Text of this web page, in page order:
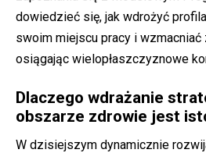
dowiedzieć się, jak wdrożyć
swoim miejscu pracy i
osiągając wielopłaszczyznowe
Dlaczego wdrażanie
obszarze zdrowie jest
W dzisiejszym dynamicznie